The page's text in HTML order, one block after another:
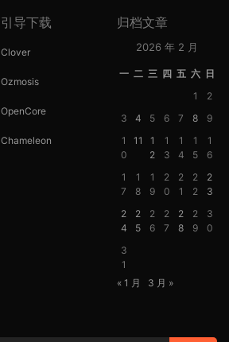
引导下载
Clover
Ozmosis
OpenCore
Chameleon
归档文章
2026 年 2 月
一 二 三 四 五 六 日
1
2
3
4 5 6 7 8
9
1
0
11
1
2
1
3
1
4
1
5
1
6
1
7
1
8
1
9
2
0
2
1
2
2
2
3
2
4
2
5
2
6
2
7
2
8
2
9
3
0
3
1
« 1 月
3 月 »